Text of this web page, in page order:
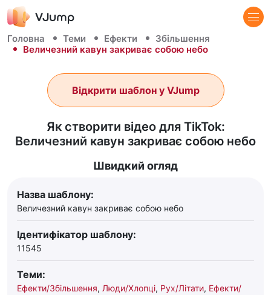
Головна Теми Ефекти
Збільшення
Величезний кавун закриває собою небо
Як створити відео для TikTok:
Величезний кавун закриває собою небо
Відкрити шаблон у VJump
Швидкий огляд
Назва шаблону:
Величезний кавун закриває собою небо
Ідентифікатор шаблону:
11545
Теми:
Ефекти/Збільшення, Люди/Хлопці, Рух/Літати, Ефекти/